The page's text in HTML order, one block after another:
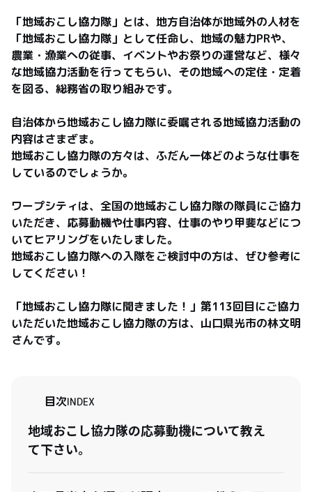
「地域おこし協力隊」とは、地方自治体が地域外の人材を
「地域おこし協力隊」として任命し、地域の魅力PRや、
農業・漁業への従事、イベントやお祭りの運営など、様々
な地域協力活動を行ってもらい、その地域への定住・定着
を図る、総務省の取り組みです。
自治体から地域おこし協力隊に委嘱される地域協力活動の
内容はさまざま。
地域おこし協力隊の方々は、ふだん一体どのような仕事を
しているのでしょうか。
ワープシティは、全国の地域おこし協力隊の隊員にご協力
いただき、応募動機や仕事内容、仕事のやり甲斐などにつ
いてヒアリングをいたしました。
地域おこし協力隊への入隊をご検討中の方は、ぜひ参考に
してください！
「地域おこし協力隊に聞きました！」第113回目にご協力
いただいた地域おこし協力隊の方は、山口県光市の林文明
さんです。
目次INDEX
地域おこし協力隊の応募動機について教え
て下さい。